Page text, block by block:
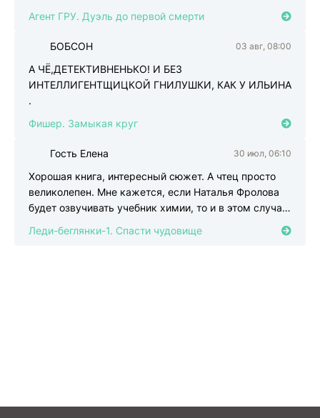
Агент ГРУ. Дуэль до первой смерти
БОБСОН 03 авг, 08:00
А ЧЁ,ДЕТЕКТИВНЕНЬКО! И БЕЗ
ИНТЕЛЛИГЕНТЩИЦКОЙ ГНИЛУШКИ, КАК У ИЛЬИНА
.
Фишер. Замыкая круг
Гость Елена 30 июл, 06:10
Хорошая книга, интересный сюжет. А чтец просто
великолепен. Мне кажется, если Наталья Фролова
будет озвучивать учебник химии, то и в этом случае,
Леди-беглянки-1. Спасти чудовище